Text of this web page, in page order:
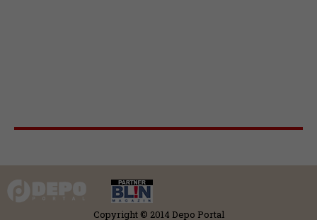
Copyright © 2014 Depo Portal